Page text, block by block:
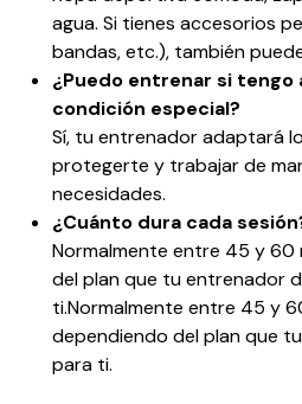
agua. Si tienes accesorios
bandas, etc.), también
¿Puedo entrenar si tengo
condición especial?
Sí, tu entrenador adaptará
protegerte y trabajar de
necesidades.
¿Cuánto dura cada
Normalmente entre 45 y 60
del plan que tu entrenador
ti.Normalmente entre 45 y
dependiendo del plan que
para ti.